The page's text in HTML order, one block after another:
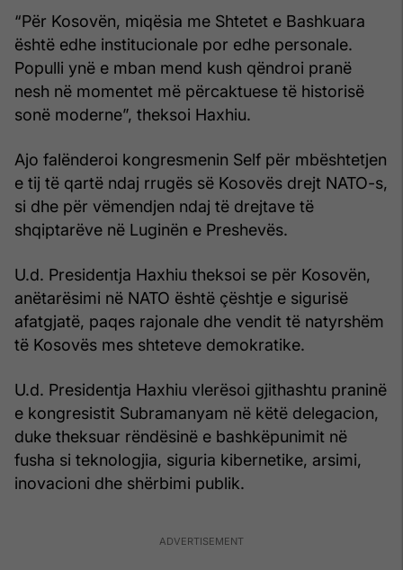
“Për Kosovën, miqësia me Shtetet e Bashkuara
është edhe institucionale por edhe personale.
Populli ynë e mban mend kush qëndroi pranë
nesh në momentet më përcaktuese të historisë
sonë moderne”, theksoi Haxhiu.
Ajo falënderoi kongresmenin Self për mbështetjen
e tij të qartë ndaj rrugës së Kosovës drejt NATO-s,
si dhe për vëmendjen ndaj të drejtave të
shqiptarëve në Luginën e Preshevës.
U.d. Presidentja Haxhiu theksoi se për Kosovën,
anëtarësimi në NATO është çështje e sigurisë
afatgjatë, paqes rajonale dhe vendit të natyrshëm
të Kosovës mes shteteve demokratike.
U.d. Presidentja Haxhiu vlerësoi gjithashtu praninë
e kongresistit Subramanyam në këtë delegacion,
duke theksuar rëndësinë e bashkëpunimit në
fusha si teknologjia, siguria kibernetike, arsimi,
inovacioni dhe shërbimi publik.